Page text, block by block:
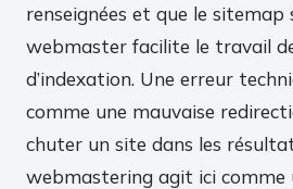
renseignées et que le sitemap
webmaster facilite le travail
d’indexation. Une erreur
comme une mauvaise
chuter un site dans les
webmastering agit ici comme